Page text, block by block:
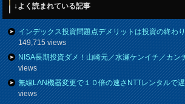
↓よく読まれている記事
インデックス投資問題点デメリットは投資の終わ
149,715 views
NISA長期投資ダメ！山崎元／水瀬ケンイチ／カン
views
無線LAN機器変更で１０倍の速さNTTレンタルで
views